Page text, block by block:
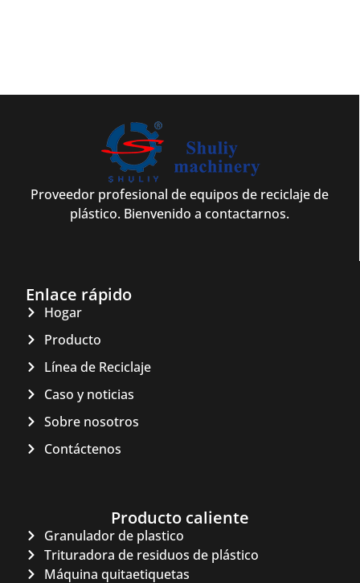
Proveedor profesional de equipos de reciclaje de
plástico. Bienvenido a contactarnos.
Enlace rápido
Hogar
Producto
Línea de Reciclaje
Caso y noticias
Sobre nosotros
Contáctenos
Producto caliente
Granulador de plastico
Trituradora de residuos de plástico
Máquina quitaetiquetas